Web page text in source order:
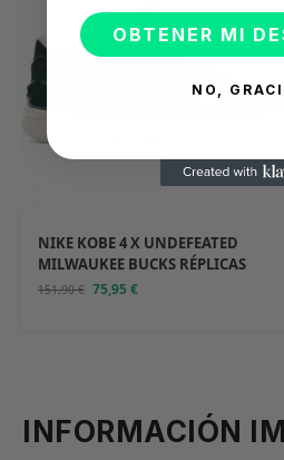
NIKE KOBE 4 X UNDEFEATED
MILWAUKEE BUCKS RÉPLICAS
151,90€ 75,95€
INFORMACIÓN
OBTENER MI
NO,